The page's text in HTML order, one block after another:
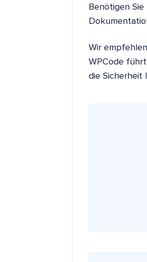
Benötigen
Wir
WPCode
die Sicherheit